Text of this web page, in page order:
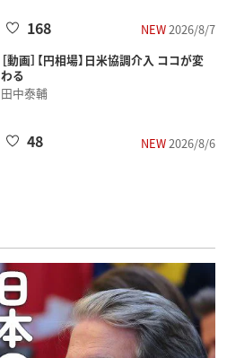
NEW2026/8/7
168
［動画］【円相場】日米協調介入 ココが変
わる
田中泰輔
NEW2026/8/6
48